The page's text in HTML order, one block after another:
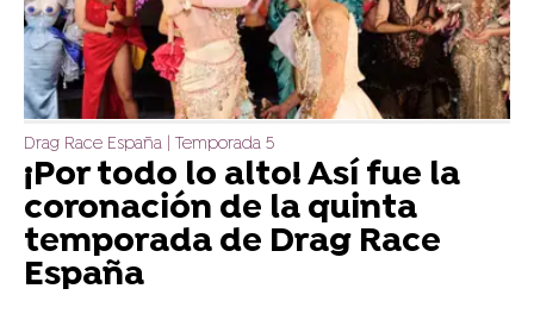
Drag Race España | Temporada 5
¡Por todo lo alto! Así fue la
coronación de la quinta
temporada de Drag Race
España